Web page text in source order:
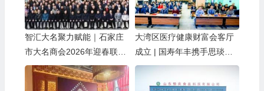
智汇大名聚力赋能｜石家庄
市大名商会2026年迎春联谊
会暨招商引资推介会圆满落
大湾区医疗健康财富会客厅
成立 | 国寿年丰携手思琰医
疗共创未来